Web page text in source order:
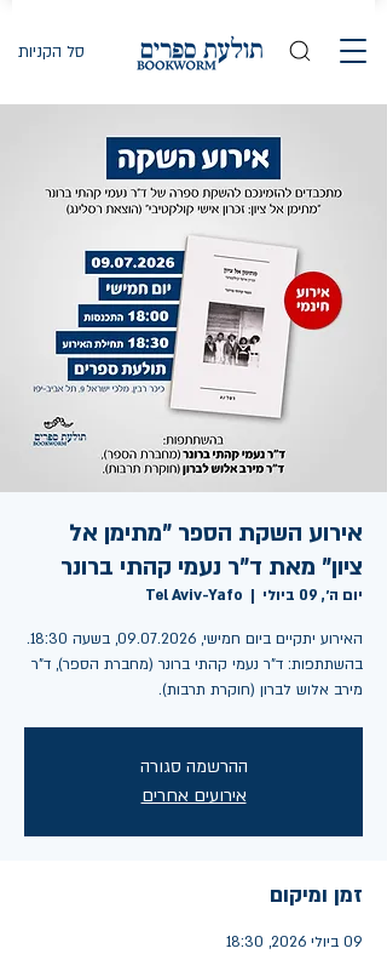
סל הקניות
אירוע השקת הספר "מתימן אל
ציון" מאת ד"ר נעמי קהתי ברונר
יום ה׳, 09 ביולי
  |
Tel Aviv-Yafo
האירוע יתקיים ביום חמישי, 09.07.2026, בשעה 18:30.
בהשתתפות: ד"ר נעמי קהתי ברונר (מחברת הספר), ד"ר
מירב אלוש לברון (חוקרת תרבות).
ההרשמה סגורה
אירועים אחרים
זמן ומיקום
09 ביולי 2026, 18:30